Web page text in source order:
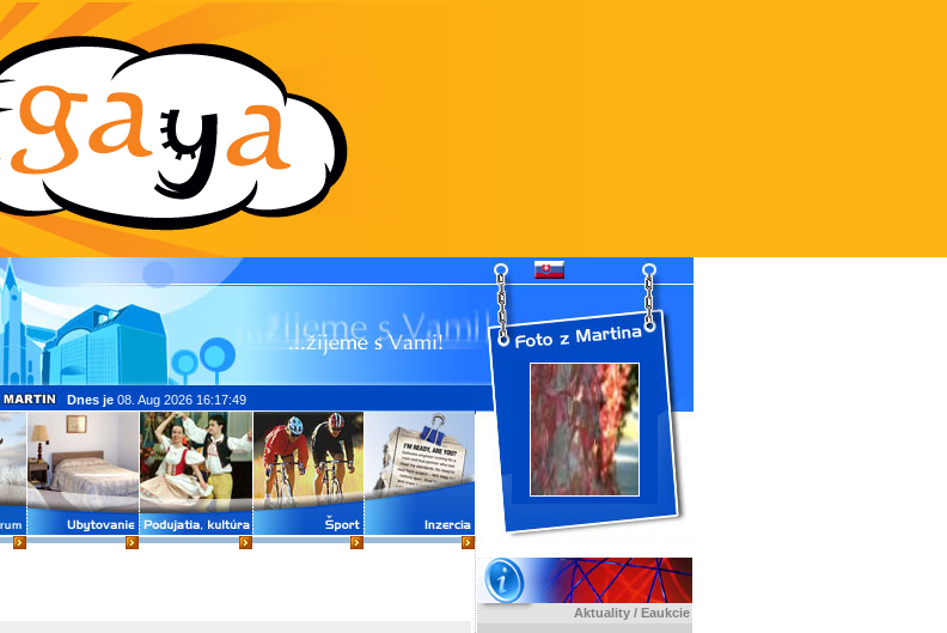
Aktuality / Eaukcie
Dnes je 08. Aug 2026 16:17:49